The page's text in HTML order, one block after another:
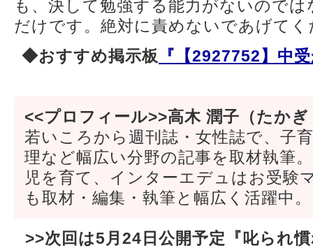
も、決して勉強する能力がないので
だけです。絶対に責めないであげてく
◆おすすめ掲示板 『【2927752】中
<<プロフィール>>高木 潤子（たか
若いころから週刊誌・女性誌で、子
理など幅広い分野の記事を取材執筆
児を育て、インターエデュはお受験
も取材・編集・執筆と幅広く活躍中。
>>次回は5月24日公開予定『叱られ